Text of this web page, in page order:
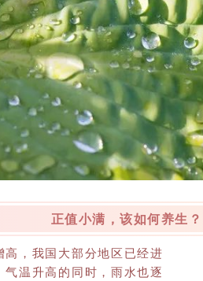
正值小满，该如何养生？
，我国大部分地区已经进
气温升高的同时，雨水也逐